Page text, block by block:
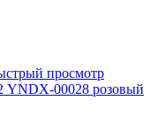
просмотр
YNDX-00028 розовый